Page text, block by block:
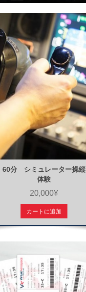
60分 シミュレーター操縦
体験
20,000¥
カートに追加